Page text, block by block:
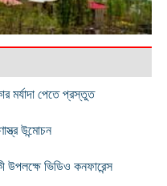
মর্যাদা পেতে প্রস্তুত
উন্মোচন
উপলক্ষে ভিডিও কনফারেন্স